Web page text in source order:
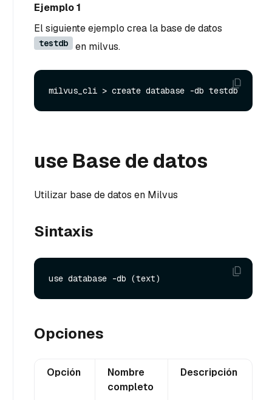
Ejemplo 1
El siguiente ejemplo crea la base de datos
testdb en milvus.
use Base de datos
Utilizar base de datos en Milvus
Sintaxis
Opciones
Opción
Nombre
completo
Descripción